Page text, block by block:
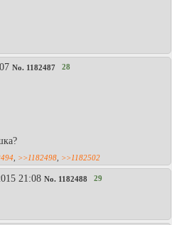
No. 1182487 28
>>1182498 >>1182502
21:08 No. 1182488 29